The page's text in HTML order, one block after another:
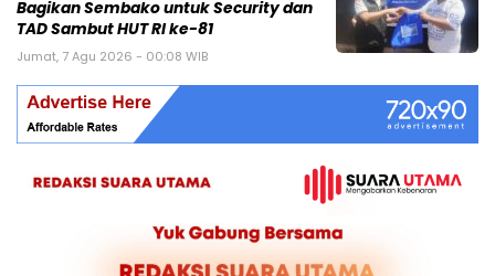
Bagikan Sembako untuk Security dan
TAD Sambut HUT RI ke-81
Jumat, 7 Agu 2026 - 00:08 WIB